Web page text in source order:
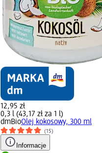
12,95 zł
0,3 l (43,17 zł za 1 l)
dmBioOlej kokosowy, 300 ml
(15)
Informacje